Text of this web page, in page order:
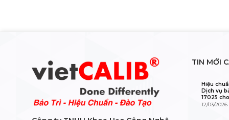
TIN MỚI
Hiệu
Dịch vụ
17025
12/03/2026